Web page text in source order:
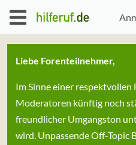
Liebe Forenteilnehmer,
Im Sinne einer
Moderatoren künftig noch
freundlicher Umgangston
wird. Unpassende Off-Topic